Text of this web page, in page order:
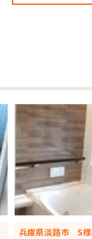
兵庫県淡路市 S